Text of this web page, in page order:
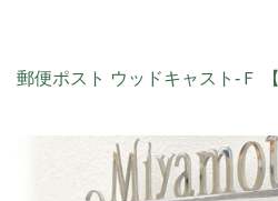
郵便ポスト ウッドキャスト‐Ｆ